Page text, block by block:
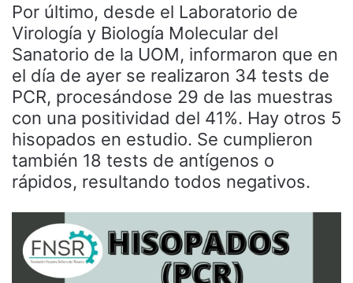
Por último, desde el Laboratorio de
Virología y Biología Molecular del
Sanatorio de la UOM, informaron que en
el día de ayer se realizaron 34 tests de
PCR, procesándose 29 de las muestras
con una positividad del 41%. Hay otros 5
hisopados en estudio. Se cumplieron
también 18 tests de antígenos o
rápidos, resultando todos negativos.